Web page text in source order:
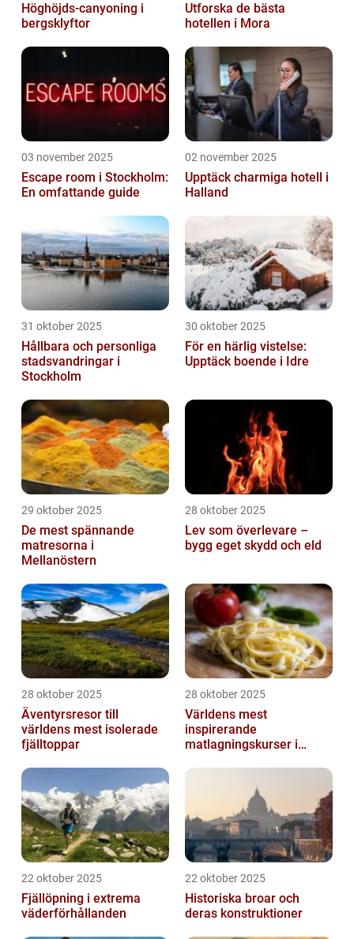
Höghöjds-canyoning i
bergsklyftor
Utforska de bästa
hotellen i Mora
03 november 2025
Escape room i Stockholm:
En omfattande guide
02 november 2025
Upptäck charmiga hotell i
Halland
31 oktober 2025
Hållbara och personliga
stadsvandringar i
Stockholm
30 oktober 2025
För en härlig vistelse:
Upptäck boende i Idre
29 oktober 2025
De mest spännande
matresorna i
Mellanöstern
28 oktober 2025
Lev som överlevare –
bygg eget skydd och eld
28 oktober 2025
Äventyrsresor till
världens mest isolerade
fjälltoppar
28 oktober 2025
Världens mest
inspirerande
matlagningskurser i
22 oktober 2025
Fjällöpning i extrema
väderförhållanden
22 oktober 2025
Historiska broar och
deras konstruktioner